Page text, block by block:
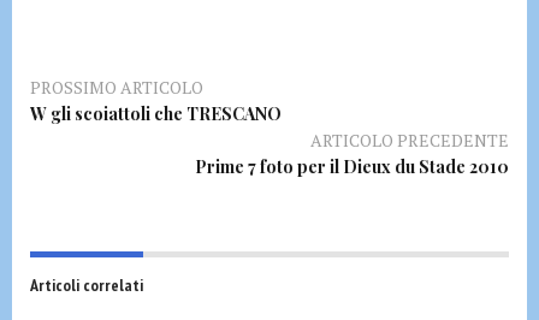
PROSSIMO ARTICOLO
W gli scoiattoli che TRESCANO
ARTICOLO PRECEDENTE
Prime 7 foto per il Dieux du Stade 2010
Articoli correlati